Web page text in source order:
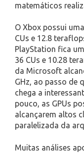
matemáticos
O Xbox possui
CUs e 12.8
PlayStation fica
36 CUs e 10.28
da Microsoft
GHz, ao passo de
chega a
pouco, as GPUs
alcançarem altos
paralelizada da
Muitas análises